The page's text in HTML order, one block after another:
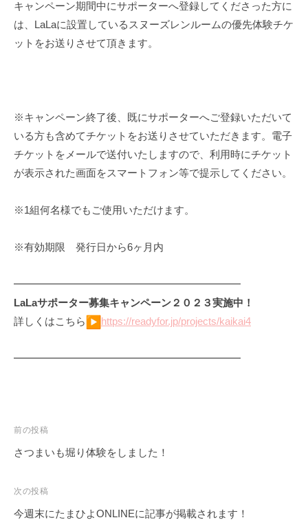
キャンペーン期間中にサポーターへ登録してくださった方に
は、LaLaに設置しているスヌーズレンルームの優先体験チケ
ットをお送りさせて頂きます。
※キャンペーン終了後、既にサポーターへご登録いただいて
いる方も含めてチケットをお送りさせていただきます。電子
チケットをメールで送付いたしますので、利用時にチケット
が表示された画面をスマートフォン等で提示してください。
※1組何名様でもご使用いただけます。
※有効期限 発行日から6ヶ月内
━━━━━━━━━━━━━━━━━━━━━━
LaLaサポーター募集キャンペーン２０２３実施中！
詳しくはこちら︎
https://readyfor.jp/projects/kaikai4
━━━━━━━━━━━━━━━━━━━━━━
投
稿
ビ
ゲ
前の投稿
さつまいも堀り体験をしました！
次の投稿
今週末にたまひよONLINEに記事が掲載されます！